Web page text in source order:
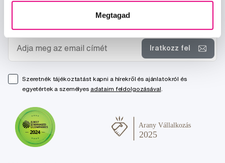
Megtagad
Iratkozz fel
Szeretnék tájékoztatást kapni a hírekről és ajánlatokról és
egyetértek a személyes adataim feldolgozásával